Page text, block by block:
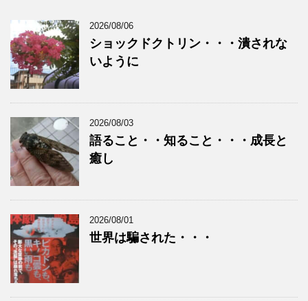
2026/08/06
ショックドクトリン・・・潰されな
いように
2026/08/03
語ること・・知ること・・・成長と
癒し
2026/08/01
世界は騙された・・・